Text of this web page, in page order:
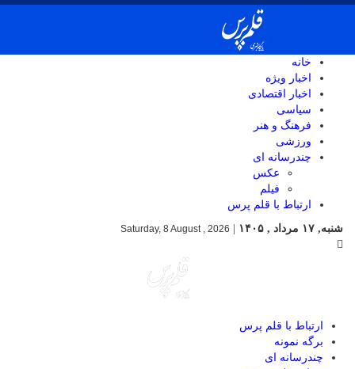
خانه
اخبار ویژه
اخبار اقتصادی
سیاسی
فرهنگ و هنر
ورزشی
چندرسانه ای
عکس
فیلم
ارتباط با قلم پرس
شنبه, ۱۷ مرداد , ۱۴۰۵
Saturday, 8 August , 2026
ارتباط با قلم پرس
برگه نمونه
چندرسانه ای